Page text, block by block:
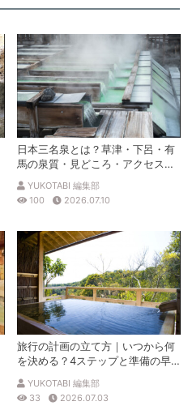
日本三名泉とは？草津・下呂・有
馬の泉質・見どころ・アクセスを
徹底解説
YUKOTABI 編集部
100
2026.07.10
旅行の計画の立て方｜いつから何
を決める？4ステップと準備の早
YUKOTABI 編集部
33
2026.07.03